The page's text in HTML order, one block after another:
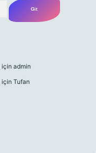
için admin
için Tufan